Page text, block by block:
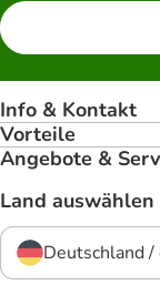
Info & Kontakt
Vorteile
Angebote &
Land auswählen
Deutschland /